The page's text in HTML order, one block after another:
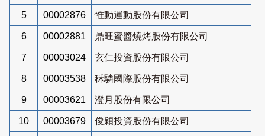
5 00002876 惟動運動股份有限公司
6 00002881 鼎旺蜜醬燒烤股份有限公司
7 00003024 玄仁投資股份有限公司
8 00003538 秝驎國際股份有限公司
9 00003621 澄月股份有限公司
10 00003679 俊穎投資股份有限公司